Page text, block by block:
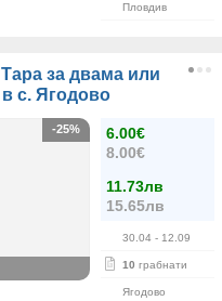
Пловдив
за двама или
с. Ягодово
6.00€
8.00€
11.73лв
15.65лв
30.04 - 12.09
10 грабнати
Ягодово
-25%